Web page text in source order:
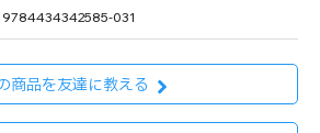
9784434342585-031
商品を友達に教える